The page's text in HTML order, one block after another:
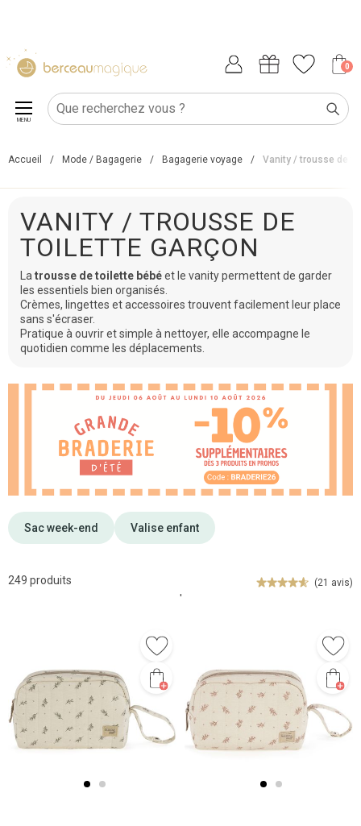
0
MENU
Accueil / Mode / Bagagerie / Bagagerie voyage / Vanity / trousse de
VANITY / TROUSSE DE
TOILETTE GARÇON
La trousse de toilette bébéet le vanity permettent de garder
les essentiels bien organisés.
Crèmes, lingettes et accessoires trouvent facilement leur place
sans s'écraser.
Pratique à ouvrir et simple à nettoyer, elle accompagne le
quotidien comme les déplacements.
Sac week-end Valise enfant
249 produits (21 avis)
'